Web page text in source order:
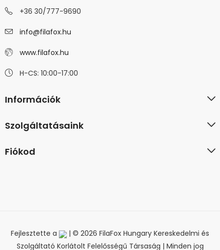
+36 30/777-9690
info@filafox.hu
www.filafox.hu
H-CS: 10:00-17:00
Információk
Szolgáltatásaink
Fiókod
Fejlesztette a
| © 2026 FilaFox Hungary Kereskedelmi és
Szolgáltató Korlátolt Felelősségű Társaság | Minden jog